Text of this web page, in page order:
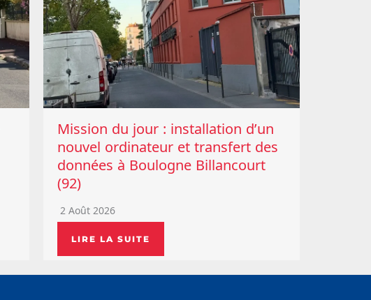
Mission du jour : installation d’un
nouvel ordinateur et transfert des
données à Boulogne Billancourt
(92)
2 Août 2026
LIRE LA SUITE